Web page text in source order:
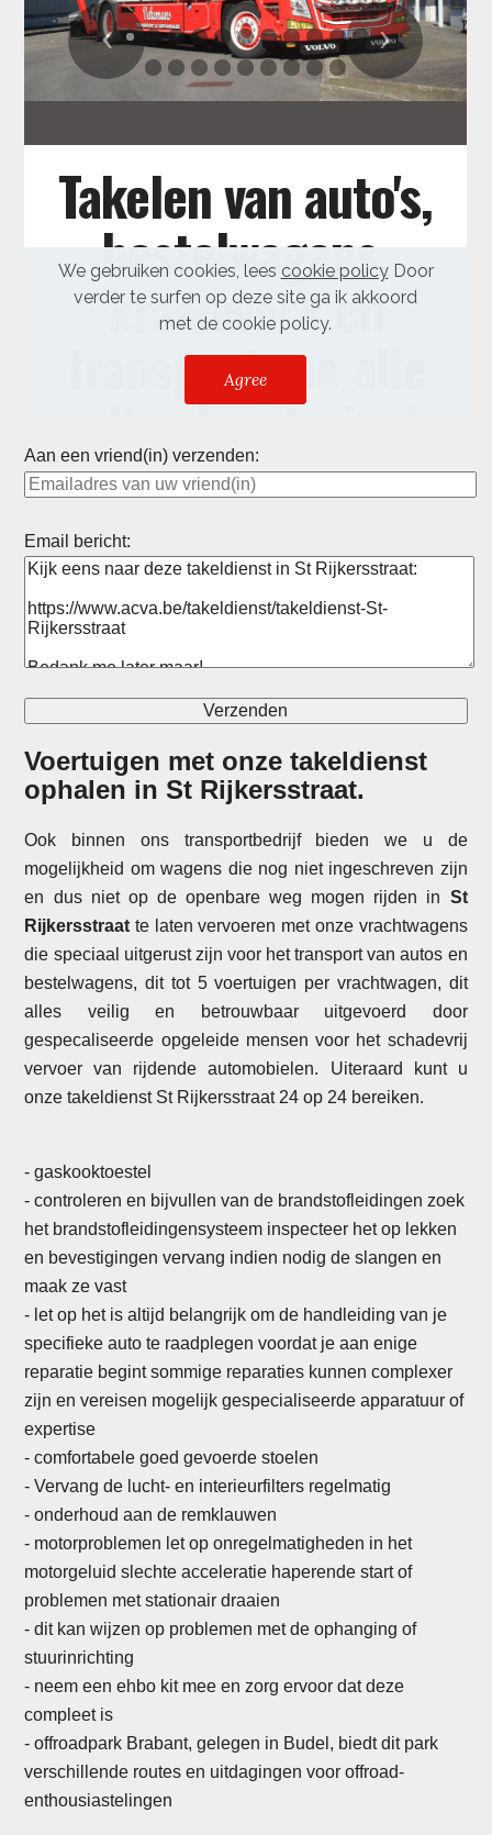
Aan een vriend(in) verzenden:
Email bericht:
Voertuigen met onze takeldienst
ophalen inSt Rijkersstraat.
Ook binnen ons transportbedrijf bieden we u de
mogelijkheid om wagens die nog niet ingeschreven zijn
en dus niet op de openbare weg mogen rijden in St
Rijkersstraat te laten vervoeren met onze vrachtwagens
die speciaal uitgerust zijn voor het transport van autos en
bestelwagens, dit tot 5 voertuigen per vrachtwagen, dit
alles veilig en betrouwbaar uitgevoerd door
gespecaliseerde opgeleide mensen voor het schadevrij
vervoer van rijdende automobielen. Uiteraard kunt u
onze takeldienst St Rijkersstraat 24 op 24 bereiken.
- gaskooktoestel
- controleren en bijvullen van de brandstofleidingen zoek
het brandstofleidingensysteem inspecteer het op lekken
en bevestigingen vervang indien nodig de slangen en
maak ze vast
- let op het is altijd belangrijk om de handleiding van je
specifieke auto te raadplegen voordat je aan enige
reparatie begint sommige reparaties kunnen complexer
zijn en vereisen mogelijk gespecialiseerde apparatuur of
expertise
-comfortabele goed gevoerde stoelen
- Vervang de lucht- en interieurfilters regelmatig
- onderhoud aan de remklauwen
- motorproblemen let op onregelmatigheden in het
motorgeluid slechte acceleratie haperende start of
problemen met stationair draaien
- dit kan wijzen op problemen met de ophanging of
stuurinrichting
- neem een ehbo kit mee en zorg ervoor dat deze
compleet is
- offroadpark Brabant, gelegen in Budel, biedt dit park
verschillende routes en uitdagingen voor offroad-
enthousiastelingen